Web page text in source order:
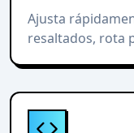
Ajusta
resaltados, rota